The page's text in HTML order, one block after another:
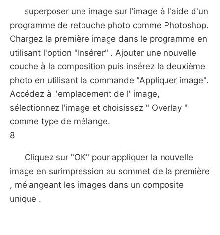
superposer une image sur l'image à l'aide d'un
programme de retouche photo comme Photoshop.
Chargez la première image dans le programme en
utilisant l'option "Insérer" . Ajouter une nouvelle
couche à la composition puis insérez la deuxième
photo en utilisant la commande "Appliquer image".
Accédez à l'emplacement de l' image,
sélectionnez l'image et choisissez " Overlay "
comme type de mélange.
8
Cliquez sur "OK" pour appliquer la nouvelle
image en surimpression au sommet de la première
, mélangeant les images dans un composite
unique .